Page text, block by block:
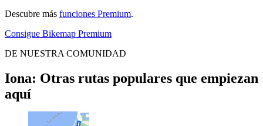
Descubre más funciones Premium.
Consigue Bikemap Premium
DE NUESTRA COMUNIDAD
Iona: Otras rutas populares que empiezan
aquí